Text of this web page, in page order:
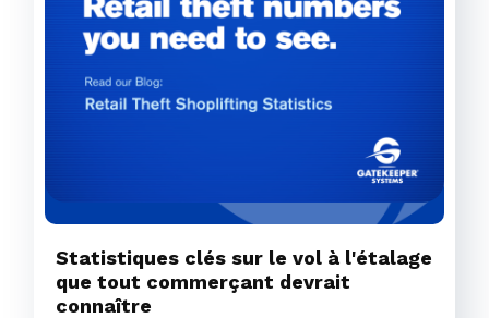
Statistiques clés sur le vol à l'étalage
que tout commerçant devrait
connaître